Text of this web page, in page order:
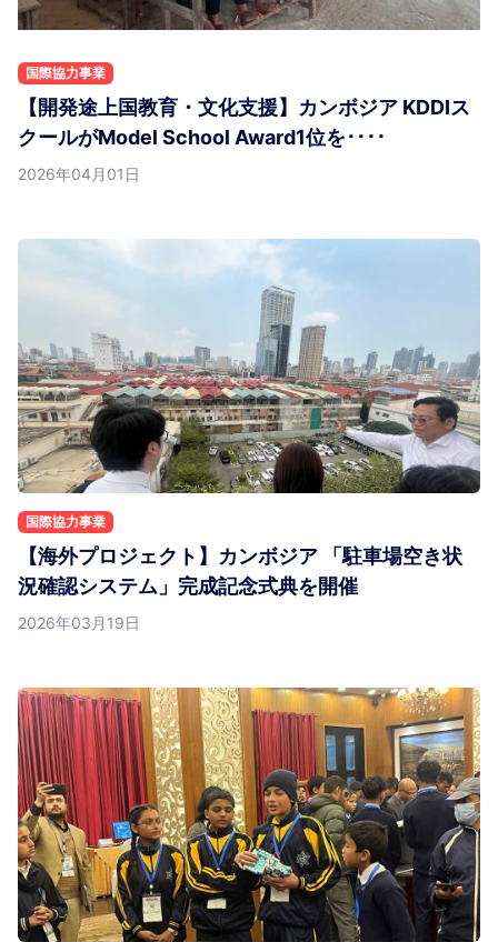
国際協力事業
【開発途上国教育・文化支援】カンボジア KDDIス
クールがModel School Award1位を････
2026年04月01日
国際協力事業
【海外プロジェクト】カンボジア 「駐車場空き状
況確認システム」完成記念式典を開催
2026年03月19日